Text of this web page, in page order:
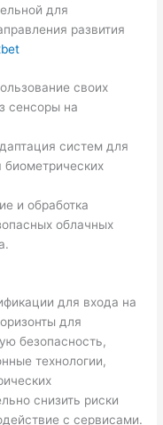
для
развития
своих
сенсоры на
систем для
биометрических
и обработка
облачных
для входа на
для
безопасность,
технологии,
снизить риски
с сервисами.